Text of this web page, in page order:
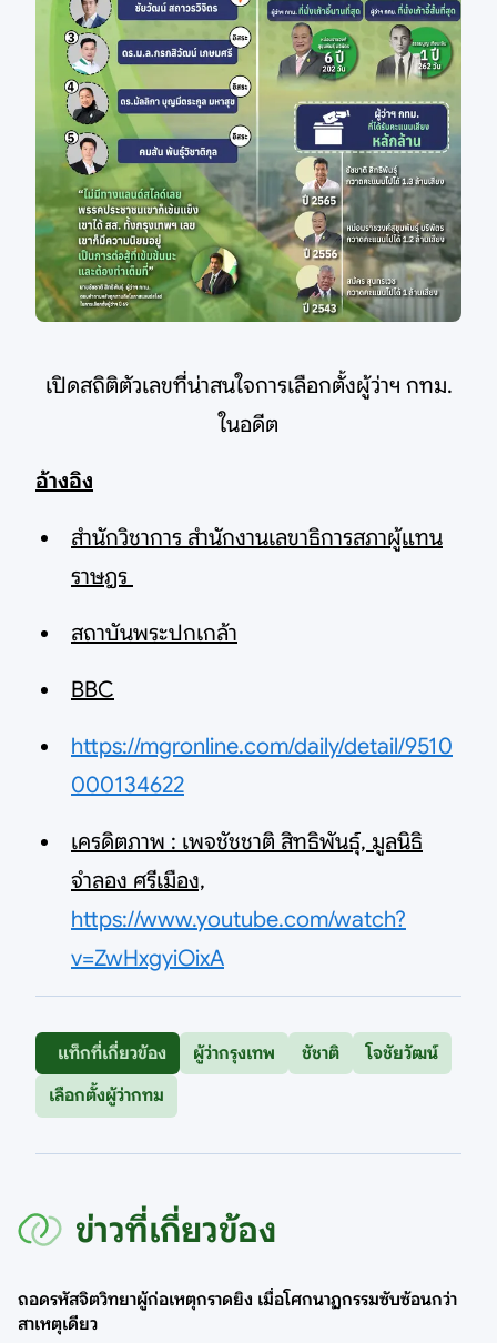
เปิดสถิติตัวเลขที่น่าสนใจการเลือกตั้งผู้ว่าฯ กทม.
ในอดีต
อ้างอิง
สำนักวิชาการ สำนักงานเลขาธิการสภาผู้แทน
ราษฎร
สถาบันพระปกเกล้า
BBC
https://mgronline.com/daily/detail/9510
000134622
เครดิตภาพ : เพจชัชชาติ สิทธิพันธุ์, มูลนิธิ
จำลอง ศรีเมือง,
https://www.youtube.com/watch?
v=ZwHxgyiOixA
แท็กที่เกี่ยวข้อง ผู้ว่ากรุงเทพ ชัชาติ
โจชัยวัฒน์
เลือกตั้งผู้ว่ากทม
ข่าวที่เกี่ยวข้อง
ถอดรหัสจิตวิทยาผู้ก่อเหตุกราดยิง เมื่อโศกนาฏกรรมซับซ้อนกว่า
สาเหตุเดียว